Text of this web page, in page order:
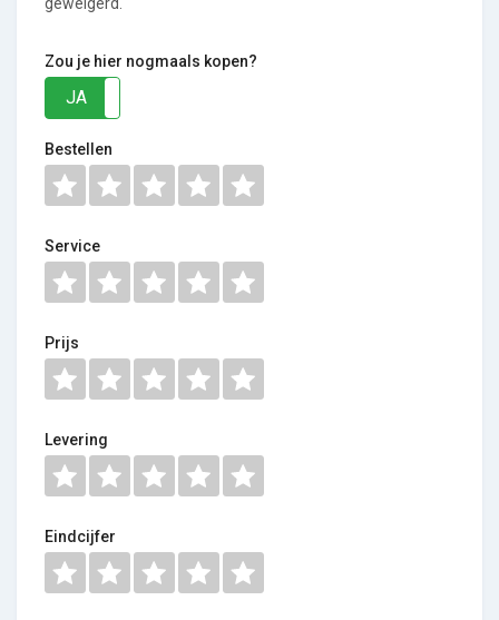
Zou je hier nogmaals kopen?
JA
Bestellen
Service
Prijs
Levering
Eindcijfer